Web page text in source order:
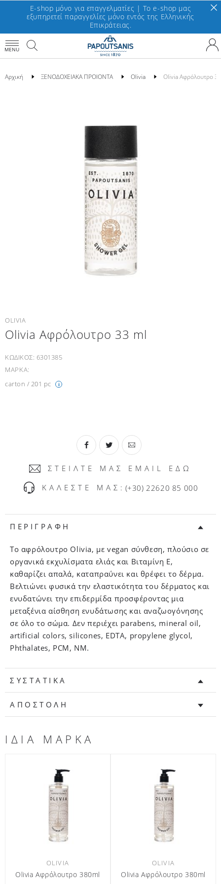
E-shop μόνο για επαγγελματίες | To e-shop μας
εξυπηρετεί παραγγελίες μόνο εντός της Ελληνικής
Επικράτειας.
MENU
Αρχική ΞΕΝΟΔΟΧΕΙΑΚΑ ΠΡΟΙΟΝΤΑ Olivia Οlivia Αφρόλουτρο
OLIVIA
Οlivia Αφρόλουτρο 33 ml
ΚΩΔΙΚΟΣ: 6301385
ΜΑΡΚΑ:
carton / 201 pc
i
ΣΤΕΙΛΤΕ ΜΑΣ EMAIL ΕΔΩ
ΚΑΛΕΣΤΕ ΜΑΣ: (+30) 22620 85 000
ΠΕΡΙΓΡΑΦΗ
Το αφρόλουτρο Olivia, με vegan σύνθεση, πλούσιο σε
οργανικά εκχυλίσματα ελιάς και Βιταμίνη Ε,
καθαρίζει απαλά, καταπραΰνει και θρέφει το δέρμα.
Βελτιώνει φυσικά την ελαστικότητα του δέρματος και
ενυδατώνει την επιδερμίδα προσφέροντας μια
μεταξένια αίσθηση ενυδάτωσης και αναζωογόνησης
σε όλο το σώμα. Δεν περιέχει parabens, mineral oil,
artificial colors, silicones, EDTA, propylene glycol,
Phthalates, PCM, NM.
ΣΥΣΤΑΤΙΚΑ
ΑΠΟΣΤΟΛΗ
ΙΔΙΑ ΜΑΡΚΑ
380ml Olivia Αφρόλουτρο 440ml Olivia